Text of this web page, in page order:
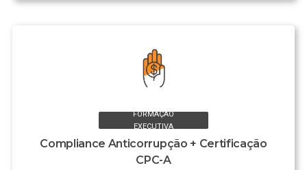
FORMAÇÃO
EXECUTIVA
Compliance Anticorrupção + Certificação
CPC-A